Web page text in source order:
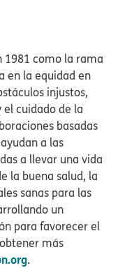
1981 como la rama
en la equidad en
injustos,
cuidado de la
basadas
a las
a llevar una vida
la buena salud, la
sanas para las
un
para favorecer el
más
.​​